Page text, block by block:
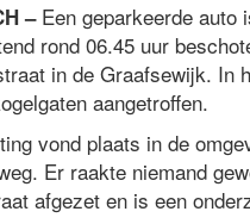
–Een geparkeerde auto
rond 06.45 uur
in de Graafsewijk. In
aangetroffen.
vond plaats in de
Er raakte niemand
afgezet en is een